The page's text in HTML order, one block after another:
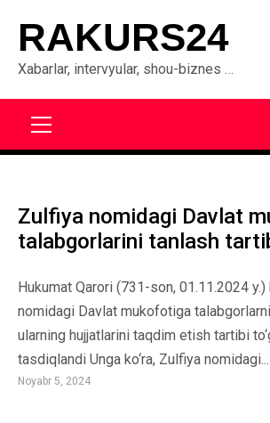
content
RAKURS24
Xabarlar, intervyular, shou-biznes …
Zulfiya nomidagi Davlat
talabgorlarini tanlash
Hukumat Qarori (731-son, 01.11.2024
nomidagi Davlat mukofotiga
ularning hujjatlarini taqdim etish tartibi
tasdiqlandi Unga ko‘ra, Zulfiya nomidagi...
Noyabr 5, 2024